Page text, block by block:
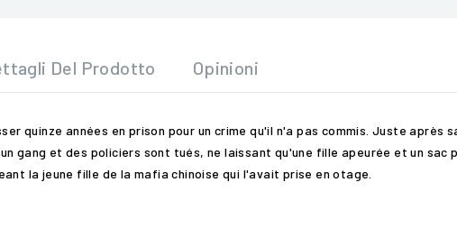
Del Prodotto Opinioni
quinze années en prison pour un crime qu'il n'a pas commis. Juste
gang et des policiers sont tués, ne laissant qu'une fille apeurée et un
la jeune fille de la mafia chinoise qui l'avait prise en otage.